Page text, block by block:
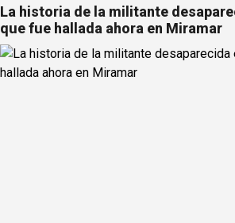
La historia de la militante
que fue hallada ahora en Miramar